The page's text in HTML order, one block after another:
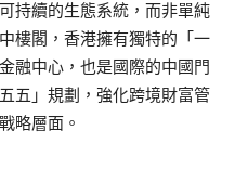
持續的生態系統，而非單純
樓閣，香港擁有獨特的「一
融中心，也是國際的中國門
五」規劃，強化跨境財富管
略層面。